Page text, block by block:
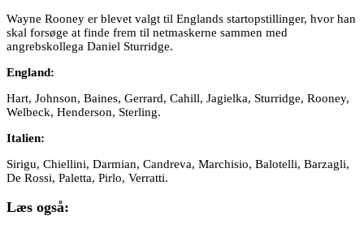
Wayne Rooney er blevet valgt til Englands startopstillinger, hvor han
skal forsøge at finde frem til netmaskerne sammen med
angrebskollega Daniel Sturridge.
England:
Hart, Johnson, Baines, Gerrard, Cahill, Jagielka, Sturridge, Rooney,
Welbeck, Henderson, Sterling.
Italien:
Sirigu, Chiellini, Darmian, Candreva, Marchisio, Balotelli, Barzagli,
De Rossi, Paletta, Pirlo, Verratti.
Læs også: